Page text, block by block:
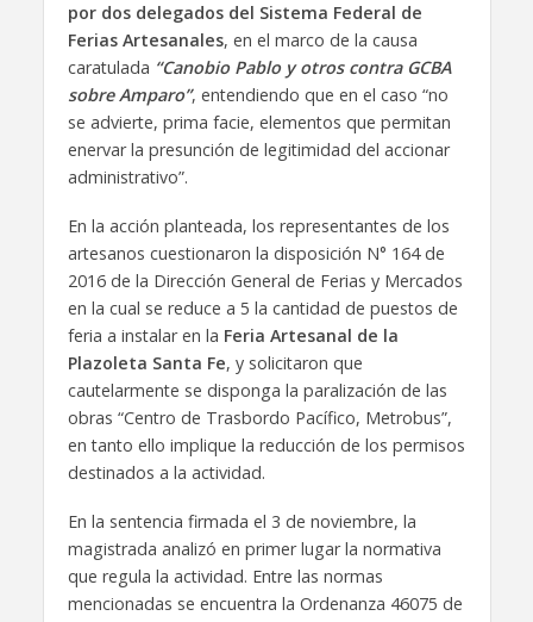
por dos delegados del Sistema Federal de
Ferias Artesanales, en el marco de la causa
caratulada “Canobio Pablo y otros contra GCBA
sobre Amparo”, entendiendo que en el caso “no
se advierte, prima facie, elementos que permitan
enervar la presunción de legitimidad del accionar
administrativo”.
En la acción planteada, los representantes de los
artesanos cuestionaron la disposición N° 164 de
2016 de la Dirección General de Ferias y Mercados
en la cual se reduce a 5 la cantidad de puestos de
feria a instalar en la Feria Artesanal de la
Plazoleta Santa Fe, y solicitaron que
cautelarmente se disponga la paralización de las
obras “Centro de Trasbordo Pacífico, Metrobus”,
en tanto ello implique la reducción de los permisos
destinados a la actividad.
En la sentencia firmada el 3 de noviembre, la
magistrada analizó en primer lugar la normativa
que regula la actividad. Entre las normas
mencionadas se encuentra la Ordenanza 46075 de